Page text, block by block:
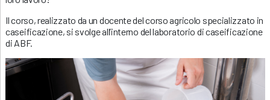
Il corso, realizzato da un docente del corso agricolo specializzato in
caseificazione, si svolge all’interno del laboratorio di caseificazione
di ABF.